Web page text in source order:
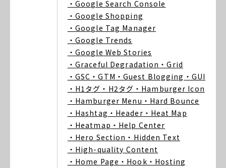
・Google Search Console
・Google Shopping
・Google Tag Manager
・Google Trends
・Google Web Stories
・Graceful Degradation ・Grid
・GSC ・GTM ・Guest Blogging ・GUI
・H1タグ ・H2タグ ・Hamburger Icon
・Hamburger Menu ・Hard Bounce
・Hashtag ・Header ・Heat Map
・Heatmap ・Help Center
・Hero Section ・Hidden Text
・High-quality Content
・Home Page ・Hook ・Hosting